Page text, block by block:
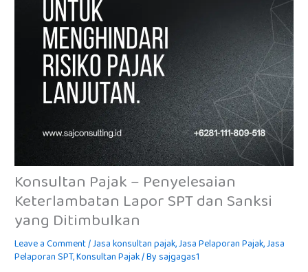
Konsultan Pajak – Penyelesaian
Keterlambatan Lapor SPT dan Sanksi
yang Ditimbulkan
Leave a Comment/Jasa konsultan pajak,Jasa Pelaporan Pajak,Jasa
Pelaporan SPT,Konsultan Pajak/ By sajgagas1